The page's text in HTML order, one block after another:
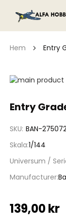
Hem Entry
Entry
SKU BAN-
Skala 1/144
Universum /
Manufacturer
139,00 kr
Hoppa
av
Hoppa
av
bildgalleriet